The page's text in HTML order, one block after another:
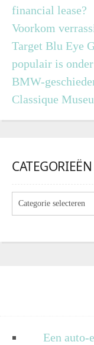
financial lease?
Voorkom
Target Blu Eye
populair is
BMW-
Classique
CATEGORIEËN
Een auto-